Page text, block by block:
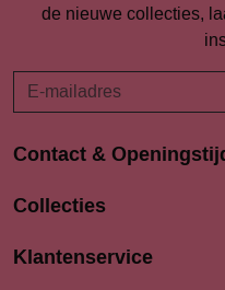
de nieuwe collecties,
Contact &
Langestraat 94-96
033 4690704
Collecties
Klantenservice